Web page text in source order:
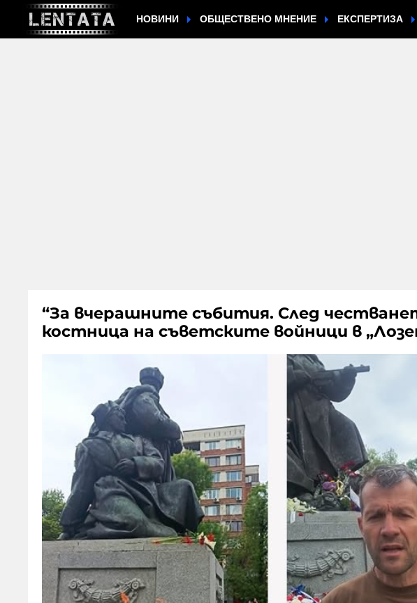
НОВИНИ ОБЩЕСТВЕНО МНЕНИЕ ЕКСПЕРТИЗА
“За вчерашните събития. След
костница на съветските войници в